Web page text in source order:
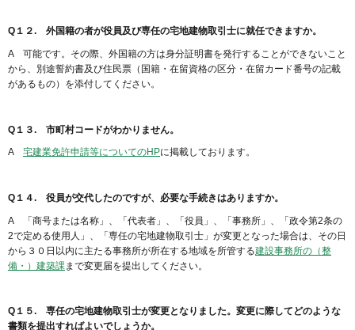
Q１２. 外国籍の者が役員及び専任の宅地建物取引士に就任できますか。
A 可能です。その際、外国籍の方は身分証明書を発行することができないこと
から、別途誓約書及び住民票（国籍・在留資格の区分・在留カード番号の記載
があるもの）を添付してください。
Q１３. 市町村コードがわかりません。
A 宅建業免許申請等についてのHPに掲載しております。
Q１４. 役員が交代したのですが、必要な手続きはありますか。
A 「商号または名称」、「代表者」、「役員」、「事務所」、「政令第2条の
2で定める使用人」、「専任の宅地建物取引士」が変更となった場合は、その日
から３０日以内に主たる事務所が所在する地域を所管する建設事務所の（整
備・）建築課まで変更届を提出してください。
Q１５. 専任の宅地建物取引士が変更となりました。変更に際してどのような
書類を提出すればよいでしょうか。